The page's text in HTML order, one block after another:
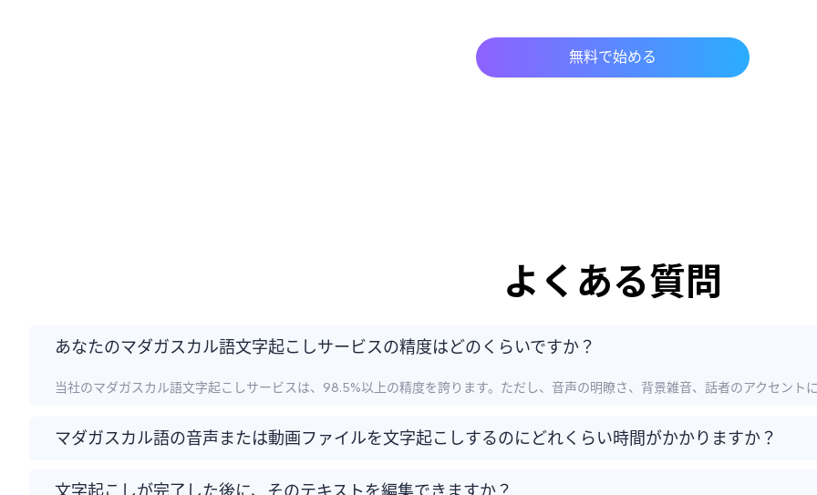
無料で始める
よくある質問
あなたのマダガスカル語文字起こしサービスの精度はどのくらいですか？
当社のマダガスカル語文字起こしサービスは、98.5%以上の精度を誇ります。ただし、音声の明瞭さ、背景雑音、話者のアクセント
マダガスカル語の音声または動画ファイルを文字起こしするのにどれくらい時間がかかりますか？